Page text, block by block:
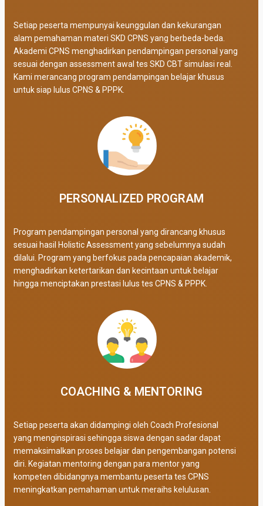
Setiap peserta mempunyai keunggulan dan kekurangan
alam pemahaman materi SKD CPNS yang berbeda-beda.
Akademi CPNS menghadirkan pendampingan personal yang
sesuai dengan assessment awal tes SKD CBT simulasi real.
Kami merancang program pendampingan belajar khusus
untuk siap lulus CPNS & PPPK.
PERSONALIZED PROGRAM​
Program pendampingan personal yang dirancang khusus
sesuai hasil Holistic Assessment yang sebelumnya sudah
dilalui. Program yang berfokus pada pencapaian akademik,
menghadirkan ketertarikan dan kecintaan untuk belajar
hingga menciptakan prestasi lulus tes CPNS & PPPK.
COACHING & MENTORING
Setiap peserta akan didampingi oleh Coach Profesional
yang menginspirasi sehingga siswa dengan sadar dapat
memaksimalkan proses belajar dan pengembangan potensi
diri. Kegiatan mentoring dengan para mentor yang
kompeten dibidangnya membantu peserta tes CPNS
meningkatkan pemahaman untuk meraihs kelulusan.